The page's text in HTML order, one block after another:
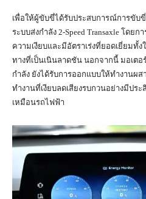
เพื่อให้ผู้ขับขี่ได้รับประสบการณ์การขั
ระบบส่งกำลัง 2-Speed Transaxle โดย
ความเงียบและมีอัตราเร่งที่ยอดเยี่ยมทั้
ทางที่เป็นเนินลาดชัน นอกจากนี้ มอเตอ
กำลัง ยังได้รับการออกแบบให้ทำงานผ
ทำงานที่เงียบลดเสียงรบกวนอย่างมีป
เหมือนรถไฟฟ้า